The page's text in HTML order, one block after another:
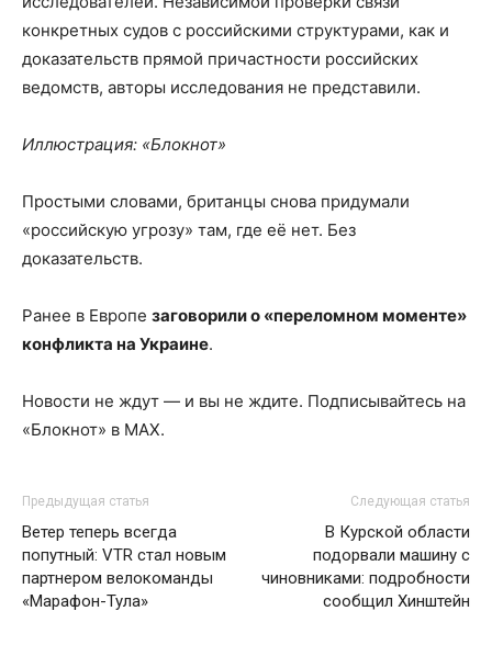
конкретных судов с российскими структурами, как и
доказательств прямой причастности российских
ведомств, авторы исследования не представили.
Иллюстрация: «Блокнот»
Простыми словами, британцы снова придумали
«российскую угрозу» там, где её нет. Без
доказательств.
Ранее в Европе заговорили о «переломном моменте»
конфликта на Украине.
Новости не ждут — и вы не ждите. Подписывайтесь на
«Блокнот» в MAX.
Предыдущая статья
Ветер теперь всегда
попутный: VTR стал новым
партнером велокоманды
«Марафон-Тула»
Следующая статья
В Курской области
подорвали машину с
чиновниками: подробности
сообщил Хинштейн